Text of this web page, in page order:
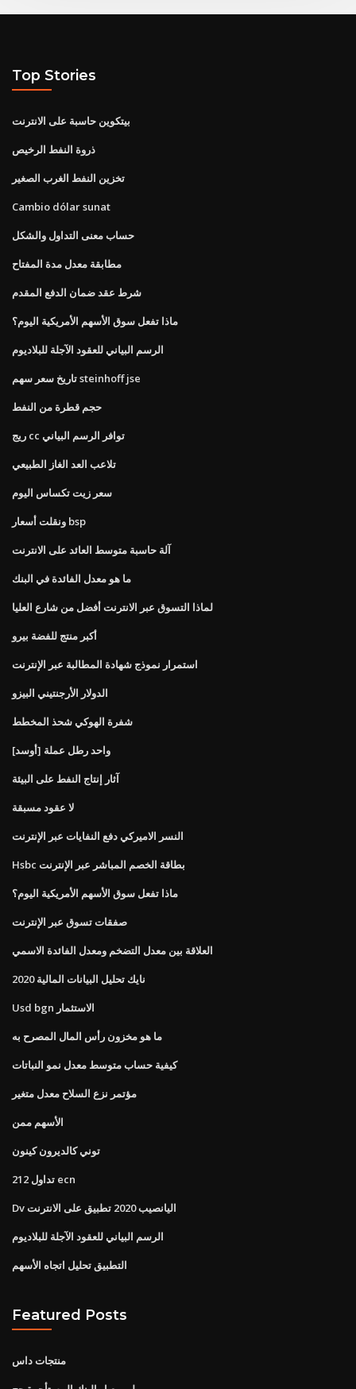
Top Stories
بيتكوين حاسبة على الانترنت
ذروة النفط الرخيص
تخزين النفط الغرب الصغير
Cambio dólar sunat
حساب معنى التداول والشكل
مطابقة معدل مدة المفتاح
شرط عقد ضمان الدفع المقدم
ماذا تفعل سوق الأسهم الأمريكية اليوم؟
الرسم البياني للعقود الآجلة للبلاديوم
تاريخ سعر سهم steinhoff jse
حجم قطرة من النفط
ريج cc توافر الرسم البياني
تلاعب العد الغاز الطبيعي
سعر زيت تكساس اليوم
ونقلت أسعار bsp
آلة حاسبة متوسط ​​العائد على الانترنت
ما هو معدل الفائدة في البنك
لماذا التسوق عبر الانترنت أفضل من شارع العليا
أكبر منتج للفضة بيرو
استمرار نموذج شهادة المطالبة عبر الإنترنت
الدولار الأرجنتيني البيزو
شفرة الهوكي شحذ المخطط
واحد رطل عملة [أوسد]
آثار إنتاج النفط على البيئة
لا عقود مسبقة
النسر الاميركي دفع النفايات عبر الإنترنت
Hsbc بطاقة الخصم المباشر عبر الإنترنت
ماذا تفعل سوق الأسهم الأمريكية اليوم؟
صفقات تسوق عبر الإنترنت
العلاقة بين معدل التضخم ومعدل الفائدة الاسمي
نايك تحليل البيانات المالية 2020
Usd bgn الاستثمار
ما هو مخزون رأس المال المصرح به
كيفية حساب متوسط ​​معدل نمو النباتات
مؤتمر نزع السلاح معدل متغير
الأسهم ممن
توني كالديرون كينون
تداول 212 ecn
Dv اليانصيب 2020 تطبيق على الانترنت
الرسم البياني للعقود الآجلة للبلاديوم
التطبيق تحليل اتجاه الأسهم
Featured Posts
منتجات داس